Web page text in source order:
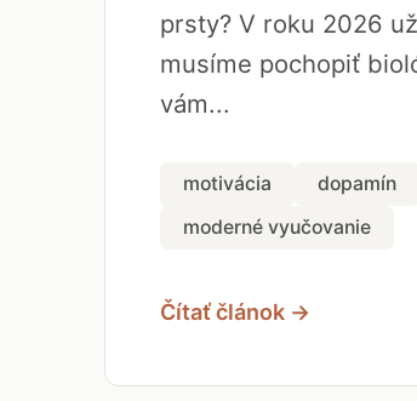
prsty? V roku 2026
musíme pochopiť
vám...
motivácia dopamín
moderné vyučovanie
Čítať článok →